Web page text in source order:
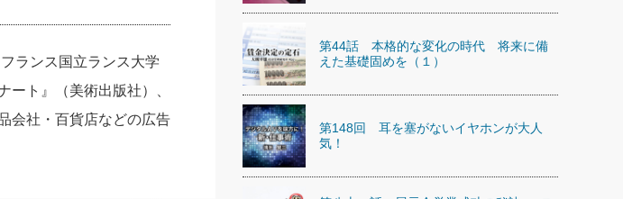
財務の見どころ・勘どころ・ツッコミどこ
なさい！(12)
欧米資産家に学ぶ二世教育(100)
社長のための“全員営業”(30)
行動科学マネジメント(5)
社長の「氣」(30)
米国スポーツ・ビジネスに学ぶ心理学(98)
高橋一喜の『これぞ！"本物の温泉"』(157)
ランス国立ランス大学
ト』（美術出版社）、
会社・百貨店などの広告
第44話 本格的な変化の時代 将来に備
えた基礎固めを（１）
第148回 耳を塞がないイヤホンが大人
気！